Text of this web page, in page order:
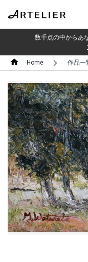
数千点の中からあ
Home 作品一